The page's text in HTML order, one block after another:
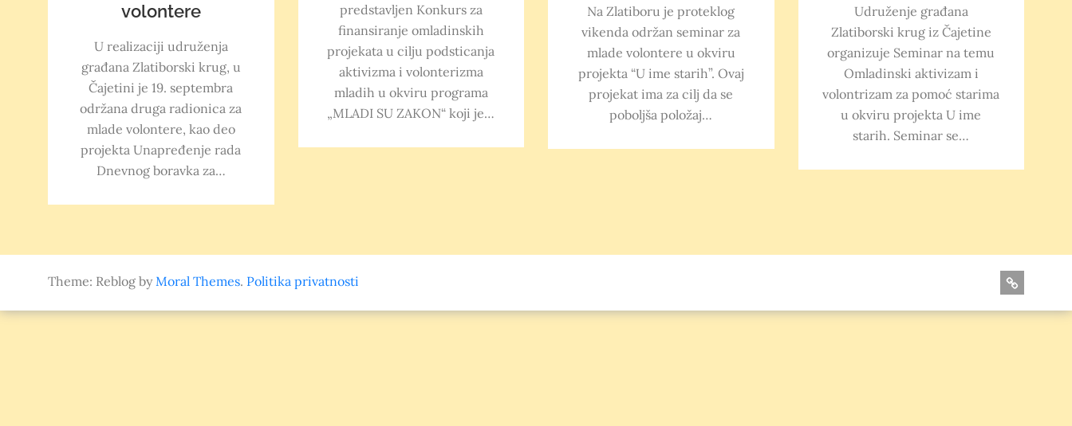
volontere
U realizaciji udruženja
građana Zlatiborski krug, u
Čajetini je 19. septembra
održana druga radionica za
mlade volontere, kao deo
projekta Unapređenje rada
Dnevnog boravka za…
predstavljen Konkurs za
finansiranje omladinskih
projekata u cilju podsticanja
aktivizma i volonterizma
mladih u okviru programa
„MLADI SU ZAKON“ koji je…
Na Zlatiboru je proteklog
vikenda održan seminar za
mlade volontere u okviru
projekta “U ime starih”. Ovaj
projekat ima za cilj da se
poboljša položaj…
Udruženje građana
Zlatiborski krug iz Čajetine
organizuje Seminar na temu
Omladinski aktivizam i
volontrizam za pomoć starima
u okviru projekta U ime
starih. Seminar se…
Theme: Reblog byMoral Themes. Politika privatnosti
nama